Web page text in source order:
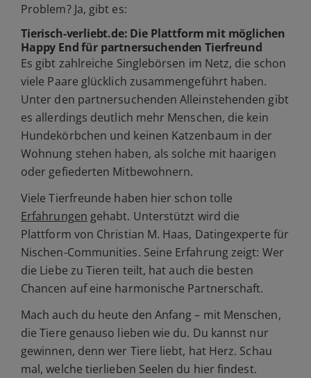
Problem? Ja, gibt es:
Tierisch-verliebt.de: Die Plattform mit möglichen
Happy End für partnersuchenden Tierfreund
Es gibt zahlreiche Singlebörsen im Netz, die schon
viele Paare glücklich zusammengeführt haben.
Unter den partnersuchenden Alleinstehenden gibt
es allerdings deutlich mehr Menschen, die kein
Hundekörbchen und keinen Katzenbaum in der
Wohnung stehen haben, als solche mit haarigen
oder gefiederten Mitbewohnern.
Viele Tierfreunde haben hier schon tolle
Erfahrungen gehabt. Unterstützt wird die
Plattform von Christian M. Haas, Datingexperte für
Nischen-Communities. Seine Erfahrung zeigt: Wer
die Liebe zu Tieren teilt, hat auch die besten
Chancen auf eine harmonische Partnerschaft.
Mach auch du heute den Anfang – mit Menschen,
die Tiere genauso lieben wie du. Du kannst nur
gewinnen, denn wer Tiere liebt, hat Herz. Schau
mal, welche tierlieben Seelen du hier findest.